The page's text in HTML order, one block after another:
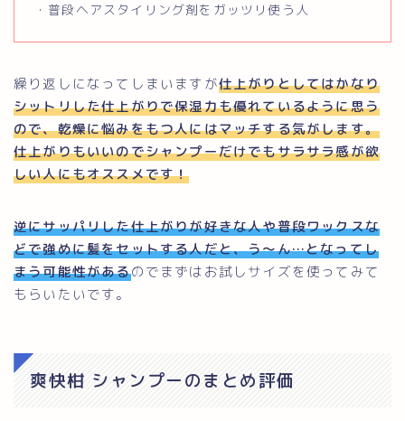
・普段ヘアスタイリング剤をガッツリ使う人
繰り返しになってしまいますが仕上がりとしてはかなり
シットリした仕上がりで保湿力も優れているように思う
ので、乾燥に悩みをもつ人にはマッチする気がします。
仕上がりもいいのでシャンプーだけでもサラサラ感が欲
しい人にもオススメです！
逆にサッパリした仕上がりが好きな人や普段ワックスな
どで強めに髪をセットする人だと、う〜ん…となってし
まう可能性があるのでまずはお試しサイズを使ってみて
もらいたいです。
爽快柑 シャンプーのまとめ評価